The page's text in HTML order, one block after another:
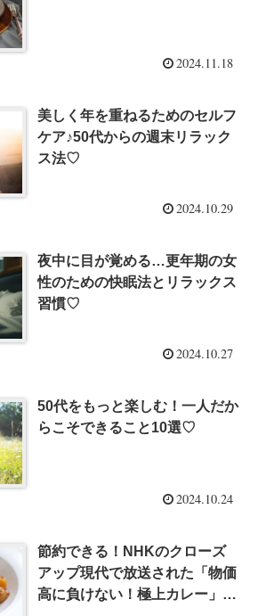
2024.11.18
美しく年を重ねるためのセルフ
ケア♪50代からの週末リラック
ス法♡
2024.10.29
夜中に目が覚める…更年期の女
性のための快眠法とリラックス
習慣♡
2024.10.27
50代をもっと楽しむ！一人だか
らこそできること10選♡
2024.10.24
節約できる！NHKのクローズ
アップ現代で放送された「物価
高に負けない！極上カレー」を